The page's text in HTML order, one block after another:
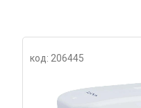
код: 206445